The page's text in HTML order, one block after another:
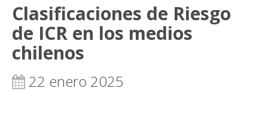
Clasificaciones de Riesgo
de ICR en los medios
chilenos
22 enero 2025